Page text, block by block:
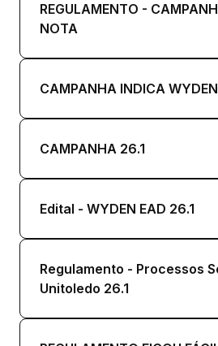
REGULAMENTO -
NOTA
CAMPANHA INDICA WYDEN
CAMPANHA 26.1
Edital - WYDEN EAD 26.1
Regulamento - Processos
Unitoledo 26.1